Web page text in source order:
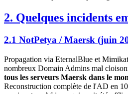
2. Quelques incidents
2.1 NotPetya / Maersk (juin
Propagation via EternalBlue et
nombreux Domain Admins mal
tous les serveurs Maersk dans le
Reconstruction complète de l'AD en